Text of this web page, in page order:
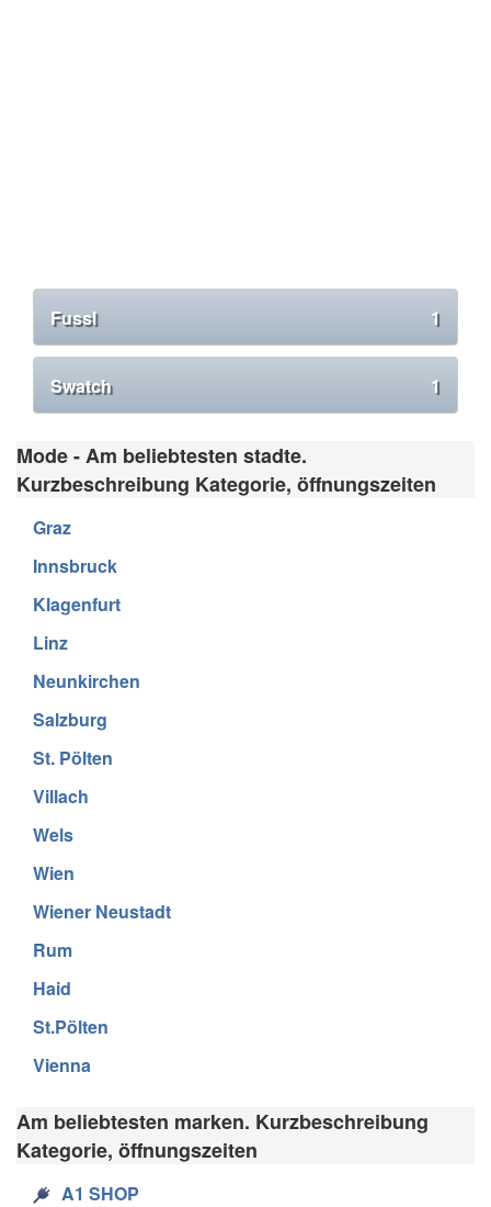
Fussl 1
Swatch 1
Mode - Am beliebtesten stadte.
Kurzbeschreibung Kategorie, öffnungszeiten
Graz
Innsbruck
Klagenfurt
Linz
Neunkirchen
Salzburg
St. Pölten
Villach
Wels
Wien
Wiener Neustadt
Rum
Haid
St.Pölten
Vienna
Am beliebtesten marken. Kurzbeschreibung
Kategorie, öffnungszeiten
A1 SHOP